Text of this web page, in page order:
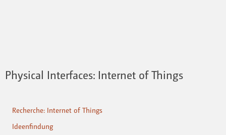
Physical Interfaces: Internet of Things
Recherche: Internet of Things
Ideenfindung